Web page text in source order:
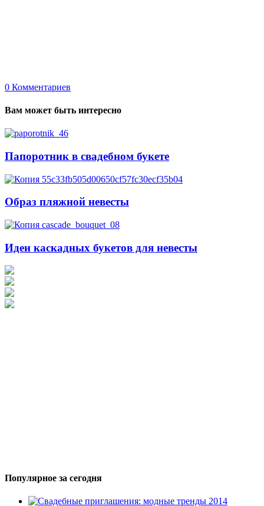
0 Комментариев
Вам может быть интересно
Папоротник в свадебном букете
Образ пляжной невесты
Идеи каскадных букетов для невесты
Популярное за сегодня